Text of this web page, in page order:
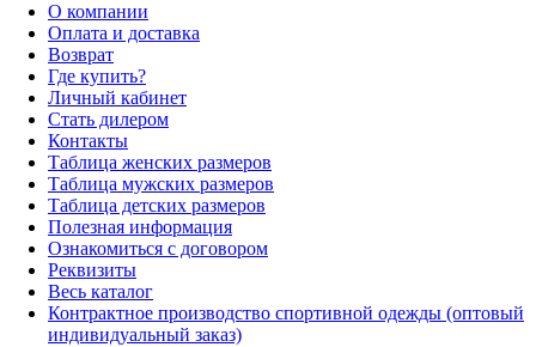
О компании
Оплата и доставка
Возврат
Где купить?
Личный кабинет
Стать дилером
Контакты
Таблица женских размеров
Таблица мужских размеров
Таблица детских размеров
Полезная информация
Ознакомиться с договором
Реквизиты
Весь каталог
Контрактное производство спортивной одежды (оптовый
индивидуальный заказ)